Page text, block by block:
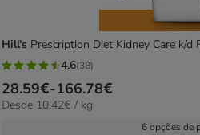
Hill's Prescription Diet Kidney Care k/d
4.6
estrelas
com
4.6(38)
Preço
de
28.59€-166.78€
10.42€
Desde 10.42€ / kg
6 opções de